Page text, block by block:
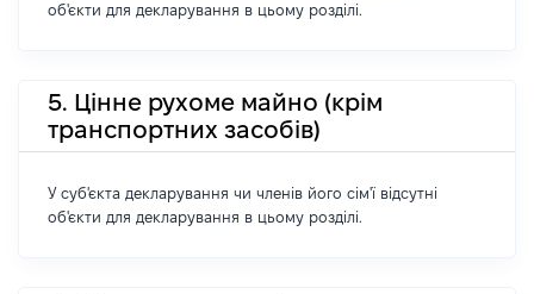
об'єкти для декларування в цьому розділі.
5. Цінне рухоме майно (крім
транспортних засобів)
У суб'єкта декларування чи членів його сім'ї відсутні
об'єкти для декларування в цьому розділі.